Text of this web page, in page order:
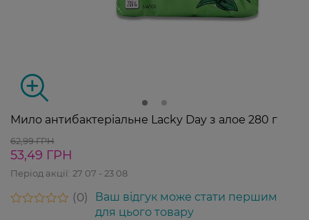
Мило антибактеріальне Lacky Day з алое 280 г
62,99 ГРН
53,49 ГРН
Період акції: 27 07 - 23 08
0
Ваш відгук може стати першим
для цього товару